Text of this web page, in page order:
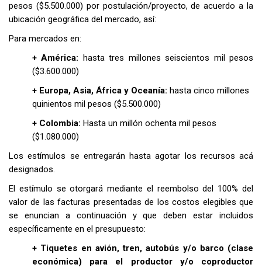
pesos ($5.500.000) por postulación/proyecto, de acuerdo a la
ubicación geográfica del mercado, así:
Para mercados en:
+ América:
hasta tres millones seiscientos mil pesos
($3.600.000)
+ Europa, Asia, África y Oceanía: hasta cinco millones
quinientos mil pesos ($5.500.000)
+ Colombia: Hasta un millón ochenta mil pesos
($1.080.000)
Los estímulos se entregarán hasta agotar los recursos acá
designados.
El estímulo se otorgará mediante el reembolso del 100% del
valor de las facturas presentadas de los costos elegibles que
se enuncian a continuación y que deben estar incluidos
específicamente en el presupuesto:
+ Tiquetes en avión, tren, autobús y/o barco (clase
económica) para el productor y/o coproductor